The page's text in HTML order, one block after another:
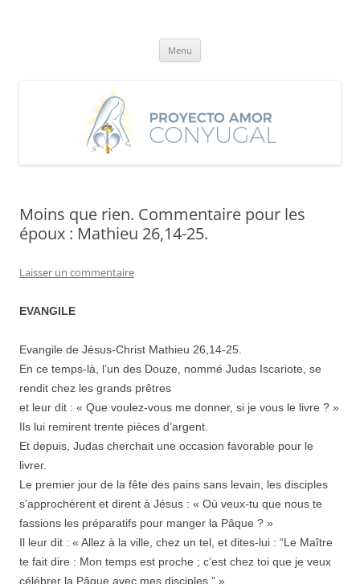
Menu
Moins que rien. Commentaire pour les
époux : Mathieu 26,14-25.
Laisser un commentaire
EVANGILE
Evangile de Jésus-Christ Mathieu 26,14-25.
En ce temps-là, l’un des Douze, nommé Judas Iscariote, se
rendit chez les grands prêtres
et leur dit : « Que voulez-vous me donner, si je vous le livre ? »
Ils lui remirent trente pièces d’argent.
Et depuis, Judas cherchait une occasion favorable pour le
livrer.
Le premier jour de la fête des pains sans levain, les disciples
s’approchèrent et dirent à Jésus : « Où veux-tu que nous te
fassions les préparatifs pour manger la Pâque ? »
Il leur dit : « Allez à la ville, chez un tel, et dites-lui : “Le Maître
te fait dire : Mon temps est proche ; c’est chez toi que je veux
célébrer la Pâque avec mes disciples.” »